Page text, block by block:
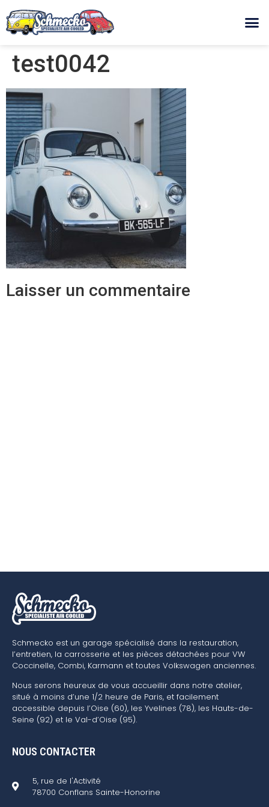
test0042
Laisser un commentaire
Schmecko est un garage spécialisé dans la restauration,
l’entretien, la carrosserie et les pièces détachées pour VW
Coccinelle, Combi, Karmann et toutes Volkswagen anciennes.
Nous serons heureux de vous accueillir dans notre atelier,
situé à moins d’une 1/2 heure de Paris, et facilement
accessible depuis l’Oise (60), les Yvelines (78), les Hauts-de-
Seine (92) et le Val-d’Oise (95).
NOUS CONTACTER
5, rue de l'Activité
78700 Conflans Sainte-Honorine